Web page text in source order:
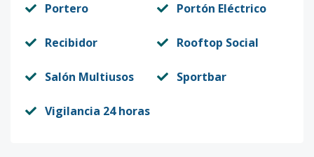
Portero Portón Eléctrico
Recibidor Rooftop Social
Salón Multiusos Sportbar
Vigilancia 24 horas